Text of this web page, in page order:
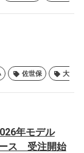
佐世保 大村
年モデル
ース 受注開始